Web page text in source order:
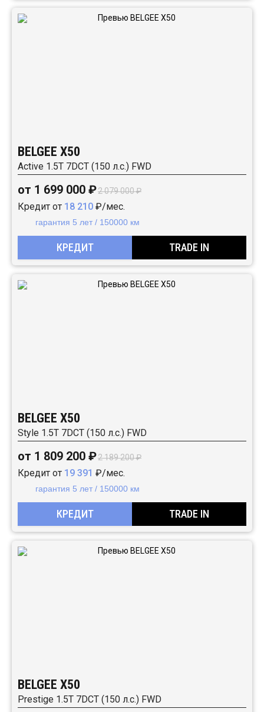
BELGEE X50
Active 1.5T 7DCT (150 л.с.) FWD
от 1 699 000 ₽2 079 000 ₽
Кредит от 18 210 ₽/мес.
гарантия 5 лет / 150000 км
КРЕДИТ TRADE IN
BELGEE X50
Style 1.5T 7DCT (150 л.с.) FWD
от 1 809 200 ₽2 189 200 ₽
Кредит от 19 391 ₽/мес.
гарантия 5 лет / 150000 км
КРЕДИТ TRADE IN
BELGEE X50
Prestige 1.5T 7DCT (150 л.с.) FWD